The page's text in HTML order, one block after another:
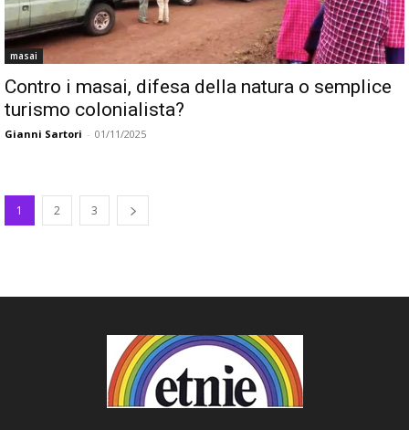
masai
Contro i masai, difesa della natura o semplice
turismo colonialista?
Gianni Sartori - 01/11/2025
1 2 3